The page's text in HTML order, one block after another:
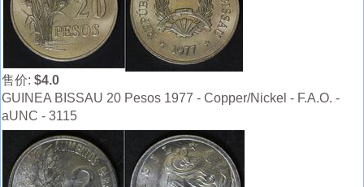
售价: $4.0
GUINEA BISSAU 20 Pesos 1977 - Copper/Nickel - F.A.O. -
aUNC - 3115